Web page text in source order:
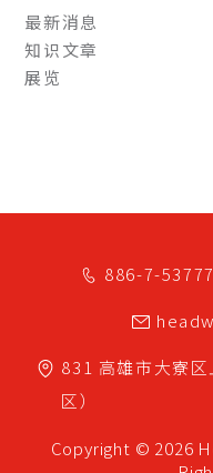
最新消息
知识文章
展览
886-7-
831 高雄市大寮区
区）
Copyright © 2026